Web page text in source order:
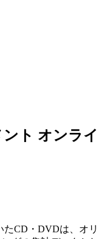
ト オンライ
たCD・DVDは、オリ